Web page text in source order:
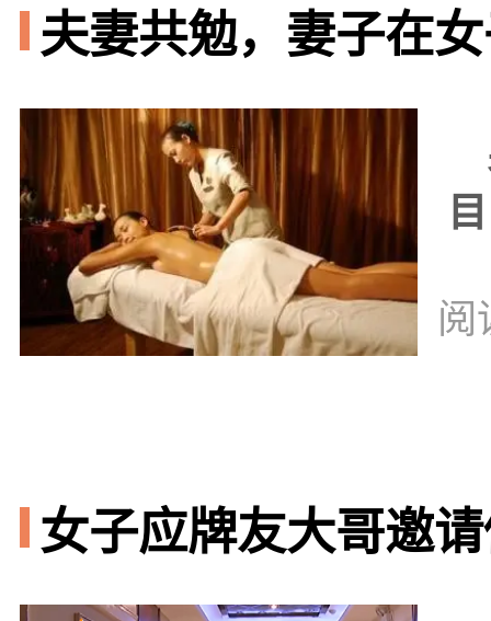
夫妻共勉，妻子在
阅
女子应牌友大哥邀